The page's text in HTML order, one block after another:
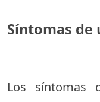
Síntomas de
Los síntomas